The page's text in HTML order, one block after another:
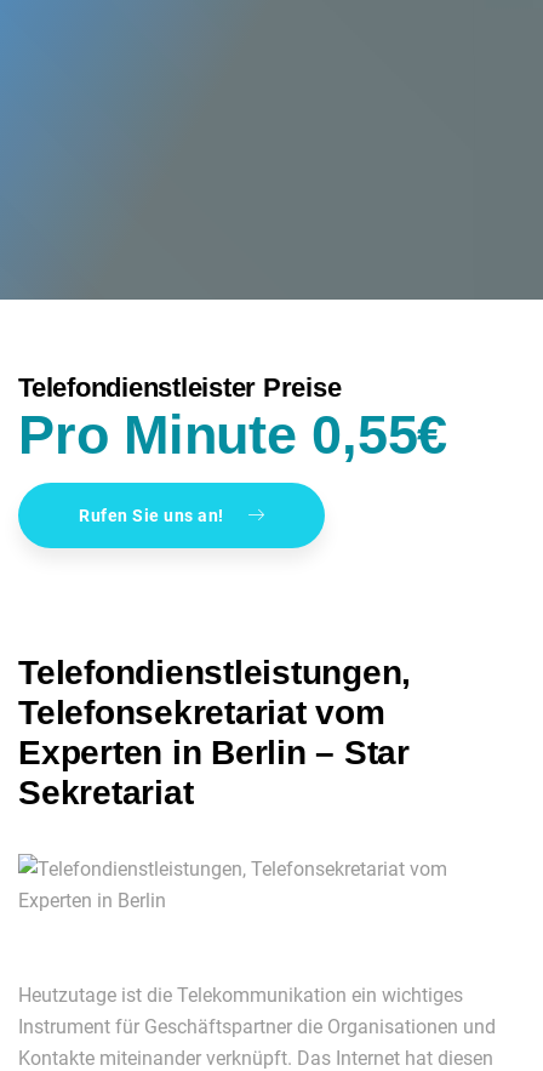
Telefondienstleister Preise
Pro Minute 0,55€
Rufen Sie uns an!
Telefondienstleistungen,
Telefonsekretariat vom
Experten in Berlin – Star
Sekretariat
Heutzutage ist die Telekommunikation ein wichtiges
Instrument für Geschäftspartner die Organisationen und
Kontakte miteinander verknüpft. Das Internet hat diesen